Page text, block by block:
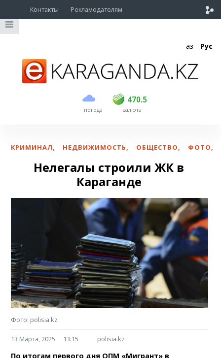
Контакты Рекламодателям
Қаз Рус
погода
470.5
USD 468.5 470.5
EUR валюта
КРИМИНАЛ, НЕДВИЖИМОСТЬ, ОБЩЕСТВО, ФОТО,
Нелегалы строили ЖК в
Караганде
Фото: polisia.kz
13 Марта, 2025 13:15 polisia.kz
По итогам первого дня ОПМ «Мигрант» в